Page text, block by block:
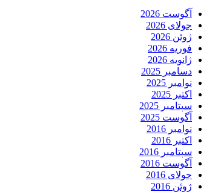
آگوست 2026
جولای 2026
ژوئن 2026
فوریه 2026
ژانویه 2026
دسامبر 2025
نوامبر 2025
اکتبر 2025
سپتامبر 2025
آگوست 2025
نوامبر 2016
اکتبر 2016
سپتامبر 2016
آگوست 2016
جولای 2016
ژوئن 2016